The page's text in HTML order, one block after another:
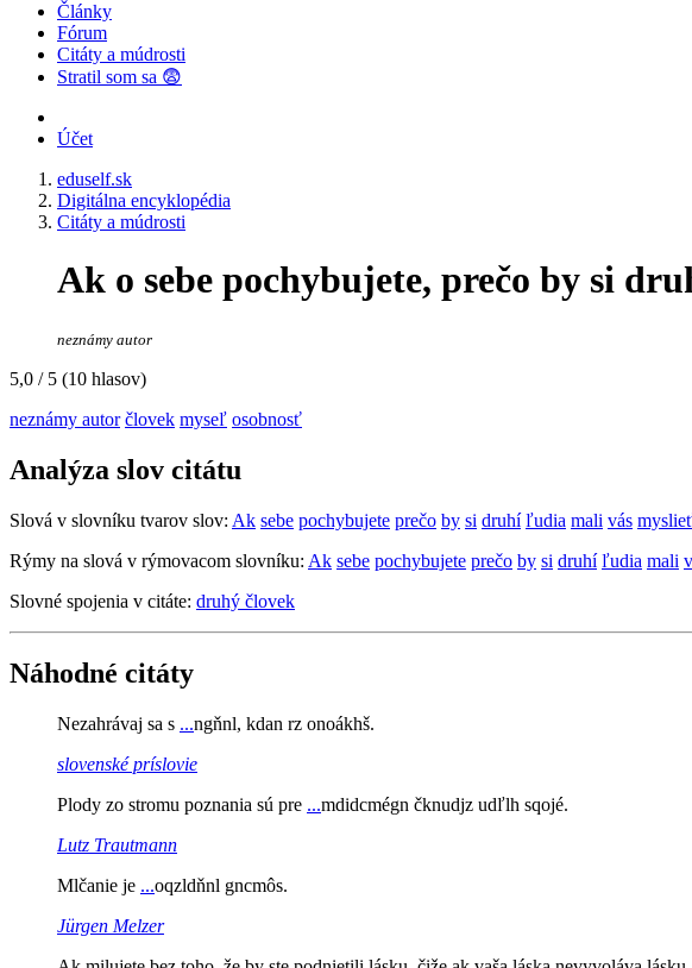
Články
Fórum
Citáty a múdrosti
Stratil som sa 😨
Účet
eduself.sk
Digitálna encyklopédia
Citáty a múdrosti
Ak o sebe pochybujete, prečo by si
neznámy autor
5,0 / 5 (10 hlasov)
neznámy autor človek myseľ osobnosť
Analýza slov citátu
Slová v slovníku tvarov slov: Ak sebe pochybujete prečo by si druhí ľudia mali vás
Rýmy na slová v rýmovacom slovníku: Ak sebe pochybujete prečo by si druhí ľudia mali
Slovné spojenia v citáte: druhý človek
Náhodné citáty
Nezahrávaj sa s ...ngňnl, kdan rz onoákhš.
slovenské príslovie
Plody zo stromu poznania sú pre ...mdidcmégn čknudjz udľlh sqojé.
Lutz Trautmann
Mlčanie je ...oqzldňnl gncmôs.
Jürgen Melzer